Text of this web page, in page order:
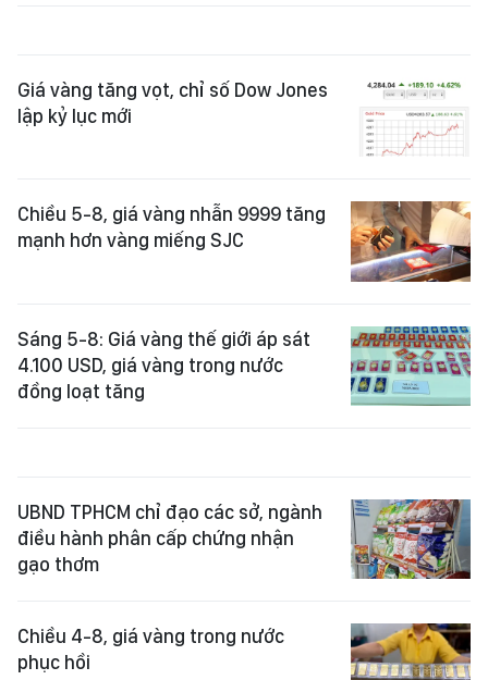
Giá vàng tăng vọt, chỉ số Dow Jones
lập kỷ lục mới
Chiều 5-8, giá vàng nhẫn 9999 tăng
mạnh hơn vàng miếng SJC
Sáng 5-8: Giá vàng thế giới áp sát
4.100 USD, giá vàng trong nước
đồng loạt tăng
UBND TPHCM chỉ đạo các sở, ngành
điều hành phân cấp chứng nhận
gạo thơm
Chiều 4-8, giá vàng trong nước
phục hồi